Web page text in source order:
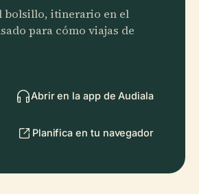
bolsillo, itinerario en el
para cómo viajas de
Abrir en la app de Audiala
Planifica en tu navegador